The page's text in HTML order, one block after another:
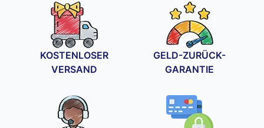
KOSTENLOSER
VERSAND
GELD-ZURÜCK-
GARANTIE